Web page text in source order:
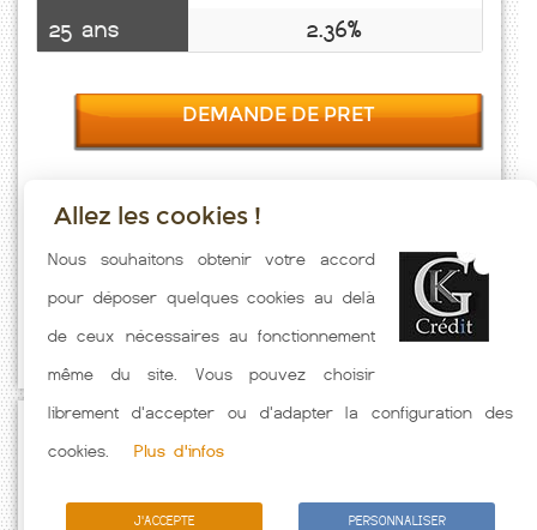
25 ans
2.36%
DEMANDE DE PRET
Taux emprunt actualisés (Cambounes) toutes les semaines. Taux
Immobilier pratiqués par nos partenaires bancaires. Meilleur Taux
hors assurance. Taux crédit immobilier indicatif fonction des
caractéristiques de l'emprunteur.
Allez les cookies !
Nous souhaitons obtenir votre accord
pour déposer quelques cookies au delà
de ceux nécessaires au fonctionnement
même du site. Vous pouvez choisir
librement d'accepter ou d'adapter la configuration des
cookies.
Plus d'infos
J'ACCEPTE PERSONNALISER